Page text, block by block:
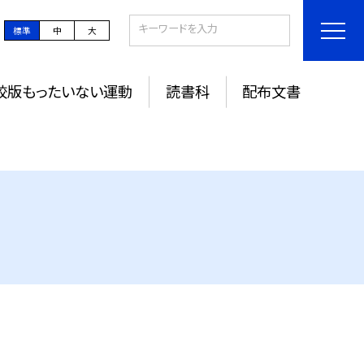
標準 中 大
版もったいない運動 読書科 配布文書